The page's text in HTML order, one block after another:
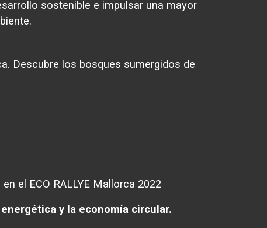
sostenible e impulsar una mayor
Descubre los bosques sumergidos de
el ECO RALLYE Mallorca 2022
y la economía circular.